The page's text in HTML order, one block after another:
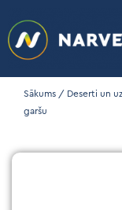
Sākums / Deserti un
garšu